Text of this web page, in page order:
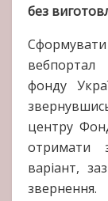
без
вебпортал
фонду
центру
отримати
варіант,
звернення.